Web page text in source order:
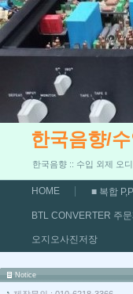
한국음향/
한국음향 :: 수입 외제 오
HOME ■ 복합
BTL CONVERTER 주
오지오사진저장
Notice